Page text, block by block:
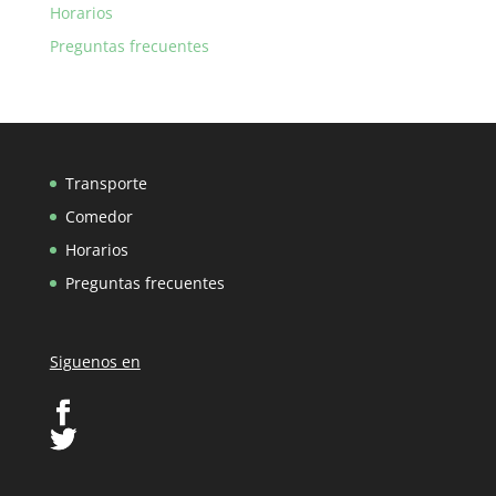
Horarios
Preguntas frecuentes
Transporte
Comedor
Horarios
Preguntas frecuentes
Siguenos en